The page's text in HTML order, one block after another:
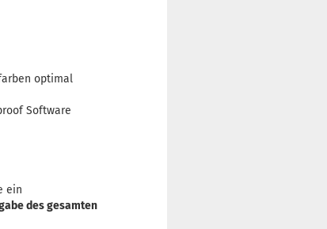
optimal
Software
ein
des gesamten